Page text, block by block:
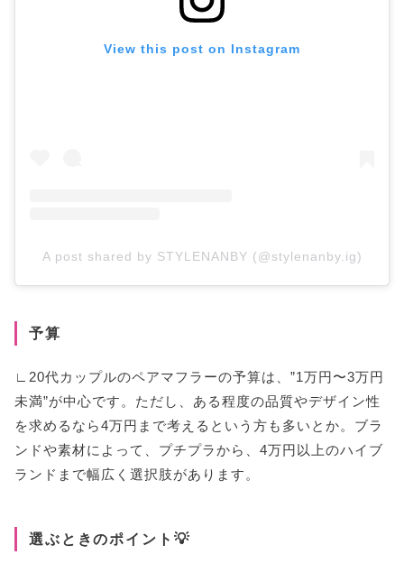
View this post on Instagram
A post shared by STYLENANBY (@stylenanby.ig)
予算
∟20代カップルのペアマフラーの予算は、”1万円〜3万円
未満”が中心です。ただし、ある程度の品質やデザイン性
を求めるなら4万円まで考えるという方も多いとか。ブラ
ンドや素材によって、プチプラから、4万円以上のハイブ
ランドまで幅広く選択肢があります。
選ぶときのポイント💡